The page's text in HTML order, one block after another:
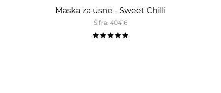
Maska za usne - Sweet Chilli
Šifra: 40416